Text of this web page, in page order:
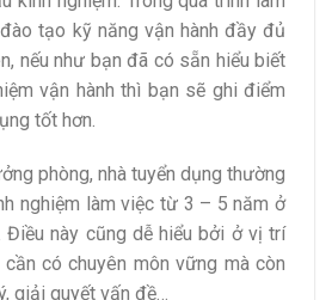
tạo kỹ năng vận hành đầy đủ
nếu như bạn đã có sẵn hiểu biết
vận hành thì bạn sẽ ghi điểm
tốt hơn.
phòng, nhà tuyển dụng thường
nghiệm làm việc từ 3 – 5 năm ở
này cũng dễ hiểu bởi ở vị trí
có chuyên môn vững mà còn
giải quyết vấn đề…